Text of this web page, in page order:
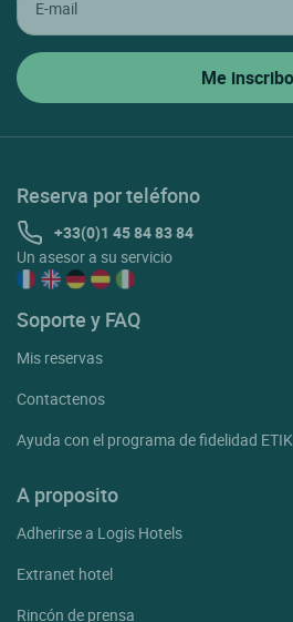
Reserva por teléfono
+33(0)1 45 84 83 84
Un asesor a su servicio
Soporte y FAQ
Mis reservas
Contactenos
Ayuda con el programa de fidelidad ETIK
A proposito
Adherirse a Logis Hotels
Extranet hotel
Rincón de prensa